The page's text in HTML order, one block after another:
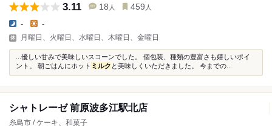
3.11 18 人 459 人
- -
月曜日、火曜日、水曜日、木曜日、金曜日
...優しい甘みで美味しいスコーンでした。 個包装、種類の豊富さも嬉しいポイ
ント。 朝ごはんにホット ミルク と美味しくいただきました。 今までの...
シャトレーゼ 前原波多江駅北店
糸島市 / ケーキ、和菓子